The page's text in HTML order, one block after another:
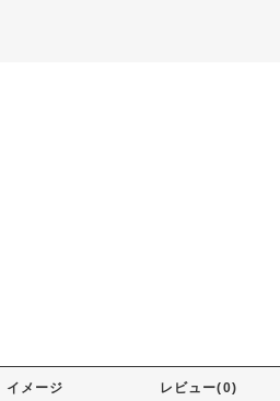
イメージ レビュー(0)